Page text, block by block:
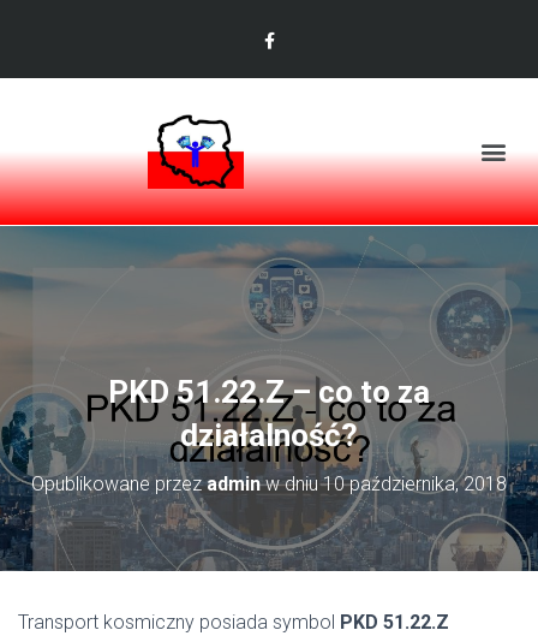
PKD 51.22.Z – co to za
działalność?
Opublikowane przezadminw dniu10 października, 2018
Transport kosmiczny posiada symbol PKD 51.22.Z